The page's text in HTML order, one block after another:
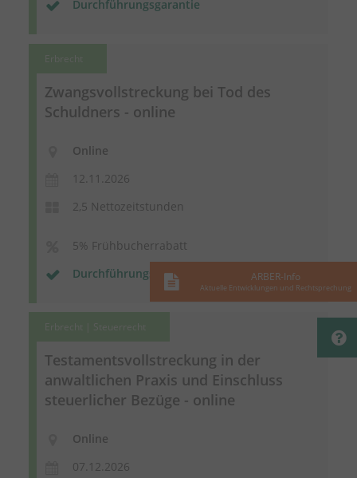
Durchführungsgarantie
Zwangsvollstreckung bei Tod des
Schuldners - online
Online
12.11.2026
2,5 Nettozeitstunden
5% Frühbucherrabatt
Durchführungsgarantie
Testamentsvollstreckung in der
anwaltlichen Praxis und Einschluss
steuerlicher Bezüge - online
Online
07.12.2026
ARBER-Info
Aktuelle Entwicklungen und Rechtsprechung